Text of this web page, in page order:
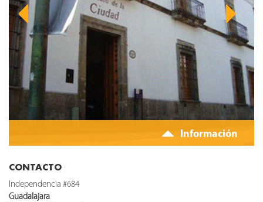
Información
CONTACTO
Independencia #684
Guadalajara